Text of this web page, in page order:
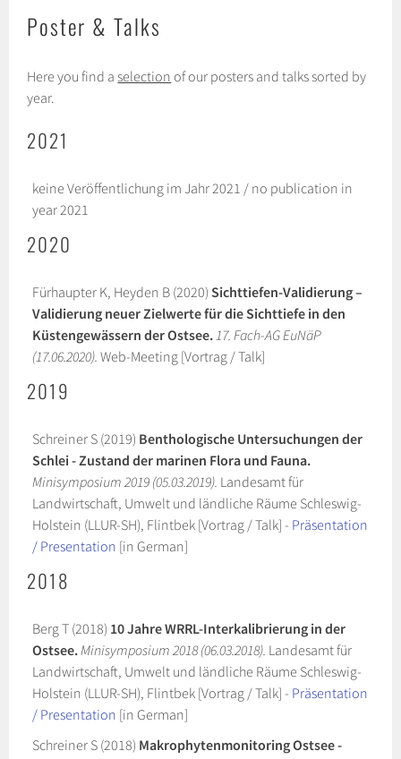
Poster & Talks
Here you find aselection of our posters and talks sorted by
year.
2021
keine Veröffentlichung im Jahr 2021 / no publication in
year 2021
2020
Fürhaupter K, Heyden B (2020) Sichttiefen-Validierung –
Validierung neuer Zielwerte für die Sichttiefe in den
Küstengewässern der Ostsee.17. Fach-AG EuNäP
(17.06.2020). Web-Meeting [Vortrag / Talk]
2019
Schreiner S (2019) Benthologische Untersuchungen der
Schlei - Zustand der marinen Flora und Fauna.
Minisymposium 2019 (05.03.2019). Landesamt für
Landwirtschaft, Umwelt und ländliche Räume Schleswig-
Holstein (LLUR-SH), Flintbek [Vortrag / Talk] - Präsentation
/ Presentation [in German]
2018
Berg T (2018) 10 Jahre WRRL-Interkalibrierung in der
Ostsee.Minisymposium 2018 (06.03.2018). Landesamt für
Landwirtschaft, Umwelt und ländliche Räume Schleswig-
Holstein (LLUR-SH), Flintbek [Vortrag / Talk] - Präsentation
/ Presentation [in German]
Schreiner S (2018) Makrophytenmonitoring Ostsee -